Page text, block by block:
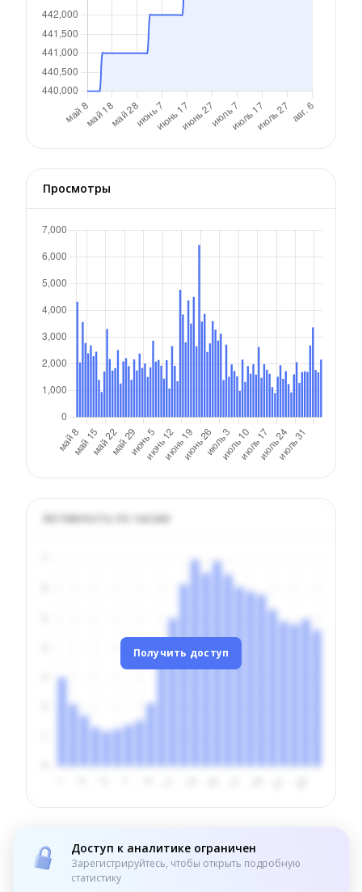
Просмотры
Активность по часам
Получить доступ
Доступ к аналитике ограничен
Зарегистрируйтесь, чтобы открыть подробную
статистику